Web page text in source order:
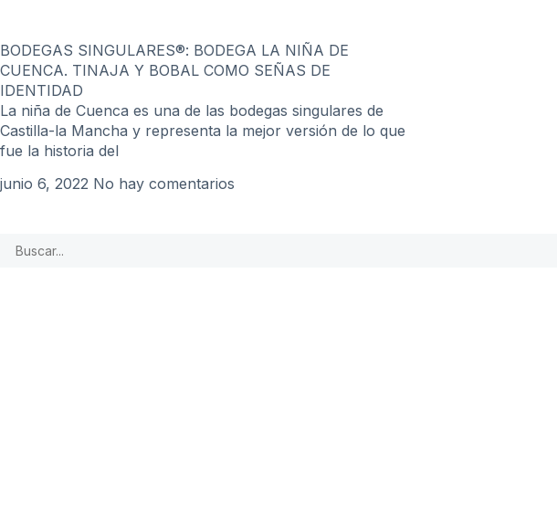
BODEGAS SINGULARES®: BODEGA LA NIÑA DE
CUENCA. TINAJA Y BOBAL COMO SEÑAS DE
IDENTIDAD
La niña de Cuenca es una de las bodegas singulares de
Castilla-la Mancha y representa la mejor versión de lo que
fue la historia del
junio 6, 2022 No hay comentarios